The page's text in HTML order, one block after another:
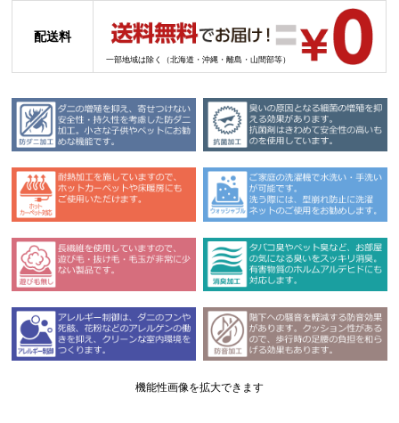
機能性画像を拡大できます
配送料
一部地域は除く（北海道・沖縄・離島・山間部等）